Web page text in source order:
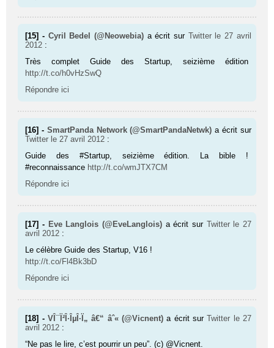
[15] - Cyril Bedel (@Neowebia) a écrit sur Twitter le 27 avril
2012 :
Très complet Guide des Startup, seizième édition
http://t.co/h0vHzSwQ
Répondre ici
[16] - SmartPanda Network (@SmartPandaNetwk) a écrit sur
Twitter le 27 avril 2012 :
Guide des #Startup, seizième édition. La bible !
#reconnaissance http://t.co/wmJTX7CM
Répondre ici
[17] - Eve Langlois (@EveLanglois) a écrit sur Twitter le 27
avril 2012 :
Le célèbre Guide des Startup, V16 !
http://t.co/Fl4Bk3bD
Répondre ici
[18] - VÎ¯Ï²Î·ÎµÎ·Ï„ â€“ âˆ« (@Vicnent) a écrit surTwitter le 27
avril 2012 :
“Ne pas le lire, c’est pourrir un peu”. (c) @Vicnent.